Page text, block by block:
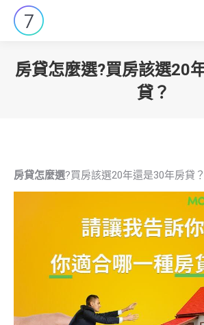
房貸怎麼選?買房該選20
貸？
房貸怎麼選?買房該選20年還是30年房貸？